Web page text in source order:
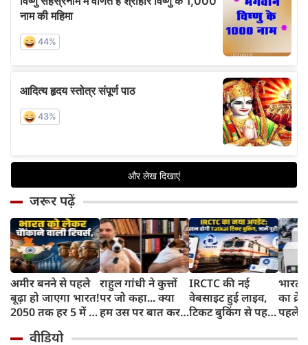
जरूर पढ़ें
अमीर बनने से पहले
बूढ़ा हो जाएगा भारत!
2050 तक हर 5 में 1
साल से ज्यादा उम्र का
राहुल गांधी ने कुत्तों
पर जो कहा... क्या
हम उस पर बात कर
IRCTC की नई
वेबसाइट हुई लाइव,
टिकट बुकिंग से पहले
काम, जानें पूरा
भारत
का
पहले
और
वीडियो